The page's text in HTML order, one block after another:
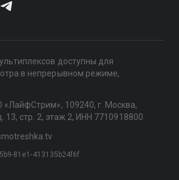
доступны для
в непрерывном режиме,
109240, г. Москва,
13, стр. 2, этаж 2, ИНН 7710918800
81e1-413135b24f6f